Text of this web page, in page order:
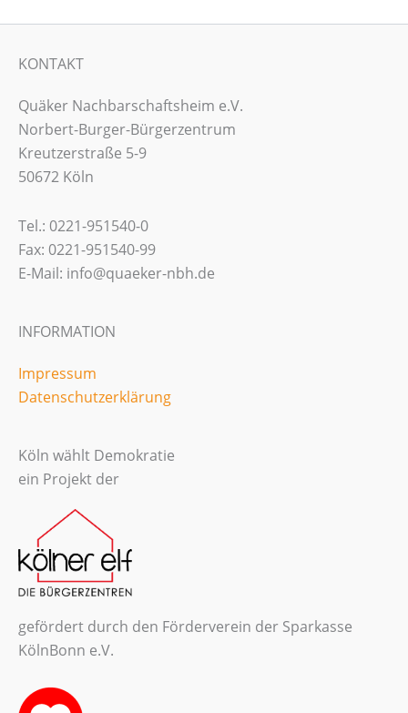
KONTAKT
Quäker Nachbarschaftsheim e.V.
Norbert-Burger-Bürgerzentrum
Kreutzerstraße 5-9
50672 Köln
Tel.: 0221-951540-0
Fax: 0221-951540-99
E-Mail: info@quaeker-nbh.de
INFORMATION
Impressum
Datenschutzerklärung
Köln wählt Demokratie
ein Projekt der
gefördert durch den Förderverein der Sparkasse
KölnBonn e.V.